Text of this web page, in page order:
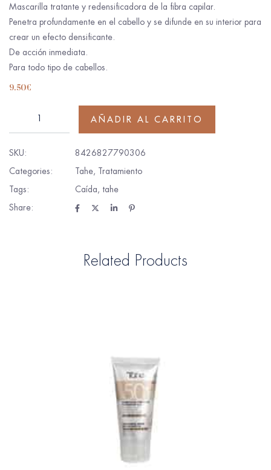
Mascarilla tratante y redensificadora de la fibra capilar.
Penetra profundamente en el cabello y se difunde en su interior para
crear un efecto densificante.
De acción inmediata.
Para todo tipo de cabellos.
9.50€
AÑADIR AL CARRITO
SKU:
8426827790306
Categories:
Tahe, Tratamiento
Tags:
Caída, tahe
Share:
Related Products